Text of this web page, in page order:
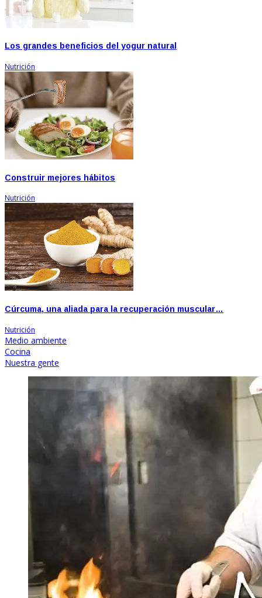
Los grandes beneficios del yogur natural
Nutrición
Construir mejores hábitos
Nutrición
Cúrcuma, una aliada para la recuperación muscular…
Nutrición
Medio ambiente
Cocina
Nuestra gente